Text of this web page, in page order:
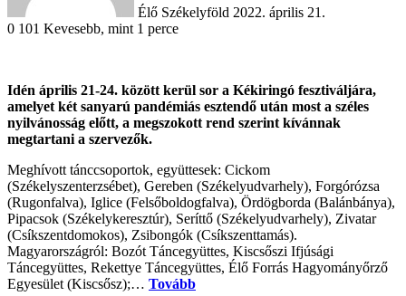
Élő Székelyföld 2022. április 21.
0 101 Kevesebb, mint 1 perce
Idén április 21-24. között kerül sor a Kékiringó fesztiváljára,
amelyet két sanyarú pandémiás esztendő után most a széles
nyilvánosság előtt, a megszokott rend szerint kívánnak
megtartani a szervezők.
Meghívott tánccsoportok, együttesek: Cickom
(Székelyszenterzsébet), Gereben (Székelyudvarhely), Forgórózsa
(Rugonfalva), Iglice (Felsőboldogfalva), Ördögborda (Balánbánya),
Pipacsok (Székelykeresztúr), Seríttő (Székelyudvarhely), Zivatar
(Csíkszentdomokos), Zsibongók (Csíkszenttamás).
Magyarországról: Bozót Táncegyüttes, Kiscsőszi Ifjúsági
Táncegyüttes, Rekettye Táncegyüttes, Élő Forrás Hagyományőrző
Egyesület (Kiscsősz);… Tovább